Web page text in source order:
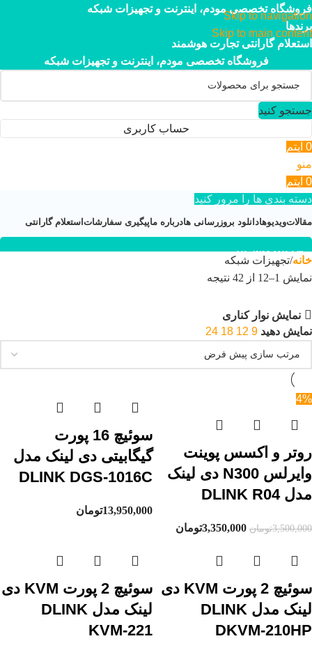
Skip to navigation
Skip to main content
فروشگاه تخصصی مودم، اینترنت و تجهیزات شبکه
برندها
استعلام گارانتی تجارت هوشمند
فروشگاه تخصصی مودم، اینترنت و تجهیزات شبکه
جستجو کنید
حساب کاربری
0 آیتم
منو
0 آیتم
دسته بندی ها را مرور کنید
مقالاتویدیوهادانلود بروزرسانی هادرباره ماپیگیری سفارشات استعلام گارانتی
۰۲۱-۴۴۹۵۲۱۱۳خانه تجهیزات شبکه
نمایش 1–12 از 42 نتیجه
نمایش نوار کناری
نمایش دهید 9
12
18
24
4%
روتر و اکسس پوینت
وایرلس N300 دی لینک
مدل DLINK R04
3,500,000تومان 3,350,000تومان
سوئیچ 16 پورت
گیگابیتی دی لینک مدل
DLINK DGS-1016C
13,950,000تومان
سوئیچ 2 پورت KVM دی
لینک مدل DLINK
DKVM-210HP
سوئیچ 2 پورت KVM دی
لینک مدل DLINK
KVM-221